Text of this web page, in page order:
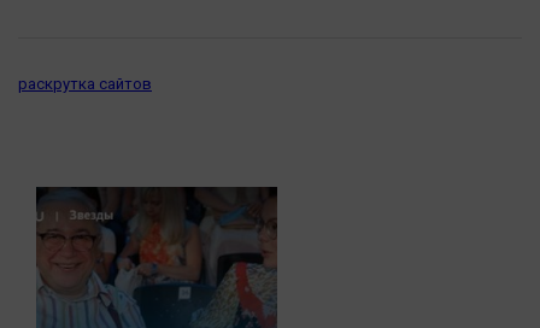
раскрутка сайтов